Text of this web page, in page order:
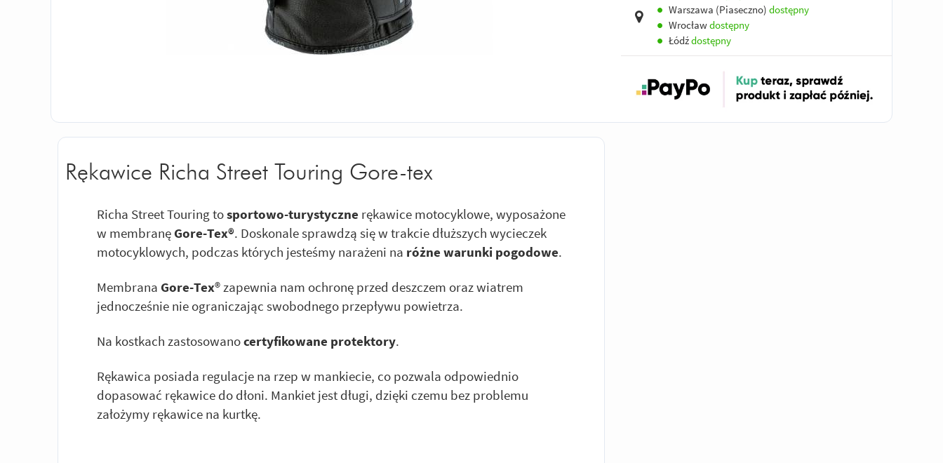
● Warszawa (Piaseczno) dostępny
● Wrocławdostępny
● Łódźdostępny
Rękawice Richa Street Touring Gore-tex
Richa Street Touring tosportowo-turystyczne rękawice motocyklowe, wyposażone
w membranę Gore-Tex®. Doskonale sprawdzą się w trakcie dłuższych wycieczek
motocyklowych, podczas których jesteśmy narażeni na różne warunki pogodowe.
Membrana Gore-Tex® zapewnia nam ochronę przed deszczem oraz wiatrem
jednocześnie nie ograniczając swobodnego przepływu powietrza.
Na kostkach zastosowanocertyfikowane protektory.
Rękawica posiada regulacje na rzep w mankiecie, co pozwala odpowiednio
dopasować rękawice do dłoni. Mankiet jest długi, dzięki czemu bez problemu
założymy rękawice na kurtkę.